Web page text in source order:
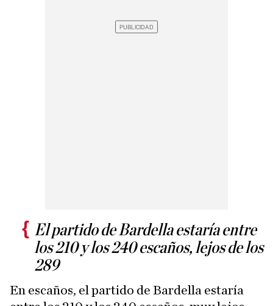
El partido de Bardella estaría entre
los 210 y los 240 escaños, lejos de los
289
En escaños, el partido de Bardella estaría